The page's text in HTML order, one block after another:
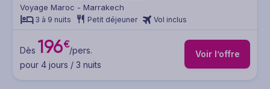
Voyage Maroc - Marrakech
3 à 9 nuits Petit déjeuner Vol inclus
Dès 196€/pers.
pour 4 jours / 3 nuits
Voir l’offre